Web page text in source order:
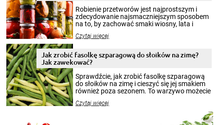
Robienie przetworów jest najprostszym i
zdecydowanie najsmaczniejszym sposobem
na to, by zachować smaki wiosny, lata i
krajobrazów, by cieszyć nimi oko w sezonie
pełni poczuć atmosferę cieplejszych
miesięcy. Przygotowanie słoików ze
patenty, które pozwolą zachować świeżość
przetworów.
Czytaj więcej
Jak zrobić fasolkę szparagową do słoików na zimę?
Jak zawekować?
Sprawdźcie, jak zrobić fasolkę szparagową
do słoików na zimę i cieszyć się jej smakiem
również poza sezonem. To warzywo możecie
nasze propozycje!
Czytaj więcej